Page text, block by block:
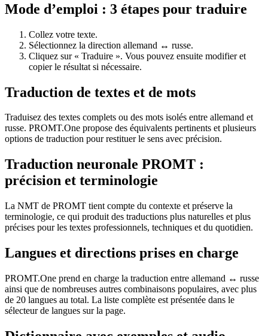
Mode d’emploi : 3 étapes pour traduire
Collez votre texte.
Sélectionnez la direction allemand ↔ russe.
Cliquez sur « Traduire ». Vous pouvez ensuite modifier et
copier le résultat si nécessaire.
Traduction de textes et de mots
Traduisez des textes complets ou des mots isolés entre allemand et
russe. PROMT.One propose des équivalents pertinents et plusieurs
options de traduction pour restituer le sens avec précision.
Traduction neuronale PROMT :
précision et terminologie
La NMT de PROMT tient compte du contexte et préserve la
terminologie, ce qui produit des traductions plus naturelles et plus
précises pour les textes professionnels, techniques et du quotidien.
Langues et directions prises en charge
PROMT.One prend en charge la traduction entre allemand ↔ russe
ainsi que de nombreuses autres combinaisons populaires, avec plus
de 20 langues au total. La liste complète est présentée dans le
sélecteur de langues sur la page.